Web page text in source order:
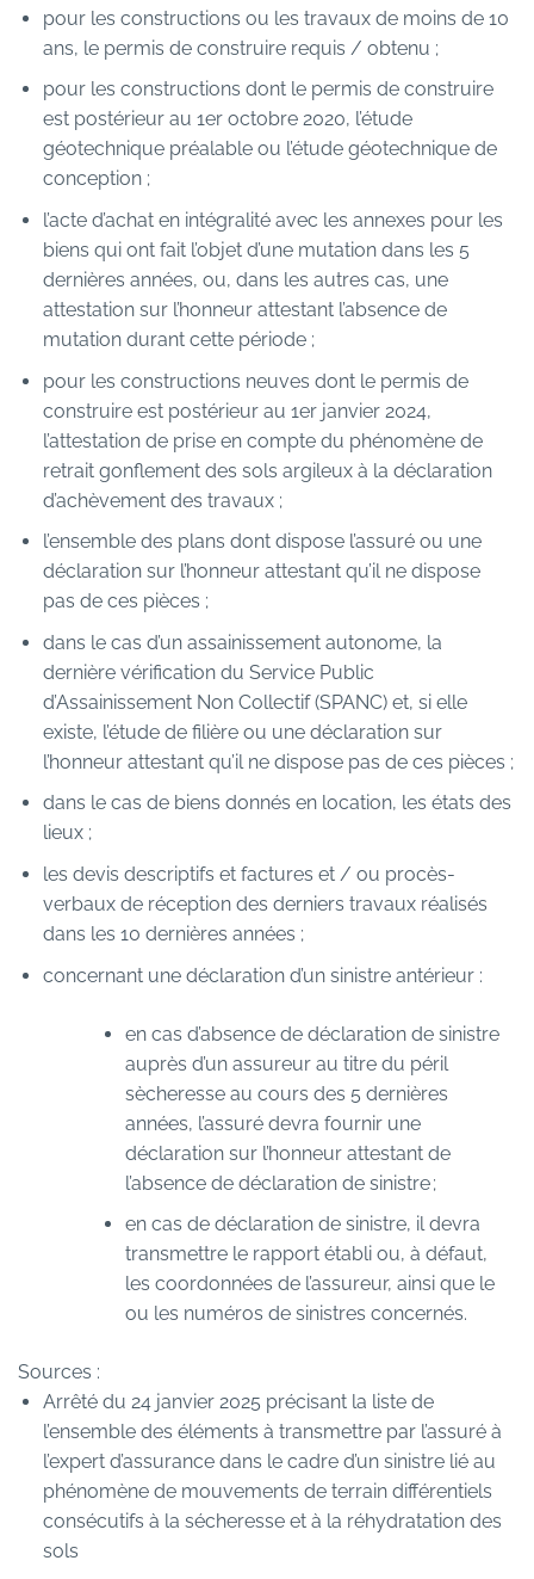
pour les constructions ou les travaux de moins de 10
ans, le permis de construire requis / obtenu ;
pour les constructions dont le permis de construire
est postérieur au 1er octobre 2020, l’étude
géotechnique préalable ou l’étude géotechnique de
conception ;
l’acte d’achat en intégralité avec les annexes pour les
biens qui ont fait l’objet d’une mutation dans les 5
dernières années, ou, dans les autres cas, une
attestation sur l’honneur attestant l’absence de
mutation durant cette période ;
pour les constructions neuves dont le permis de
construire est postérieur au 1er janvier 2024,
l’attestation de prise en compte du phénomène de
retrait gonflement des sols argileux à la déclaration
d’achèvement des travaux ;
l’ensemble des plans dont dispose l’assuré ou une
déclaration sur l’honneur attestant qu’il ne dispose
pas de ces pièces ;
dans le cas d’un assainissement autonome, la
dernière vérification du Service Public
d’Assainissement Non Collectif (SPANC) et, si elle
existe, l’étude de filière ou une déclaration sur
l’honneur attestant qu’il ne dispose pas de ces pièces ;
dans le cas de biens donnés en location, les états des
lieux ;
les devis descriptifs et factures et / ou procès-
verbaux de réception des derniers travaux réalisés
dans les 10 dernières années ;
concernant une déclaration d’un sinistre antérieur :
en cas d’absence de déclaration de sinistre
auprès d’un assureur au titre du péril
sècheresse au cours des 5 dernières
années, l’assuré devra fournir une
déclaration sur l’honneur attestant de
l’absence de déclaration de sinistre ;
en cas de déclaration de sinistre, il devra
transmettre le rapport établi ou, à défaut,
les coordonnées de l’assureur, ainsi que le
ou les numéros de sinistres concernés.
Sources :
Arrêté du 24 janvier 2025 précisant la liste de
l’ensemble des éléments à transmettre par l’assuré à
l’expert d’assurance dans le cadre d’un sinistre lié au
phénomène de mouvements de terrain différentiels
consécutifs à la sécheresse et à la réhydratation des
sols